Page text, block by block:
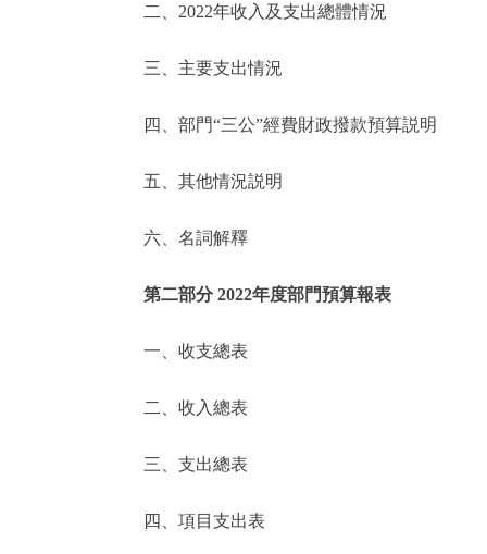
便民服務
仲介服務
政民互動
12345網上接訴即辦
參與調查
走進北京
北京概況
二、2022年收入及支出總體情況
三、主要支出情況
四、部門“三公”經費財政撥款預算説明
五、其他情況説明
六、名詞解釋
第二部分 2022年度部門預算報表
一、收支總表
二、收入總表
三、支出總表
四、項目支出表